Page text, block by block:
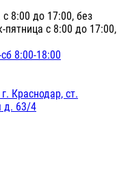
8:00 до 17:00, без
с 8:00 до 17:00,
8:00-18:00
Краснодар, ст.
д. 63/4